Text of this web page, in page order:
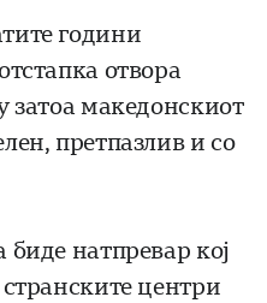
години
отвора
затоа македонскиот
претпазлив и со
натпревар кој
центри